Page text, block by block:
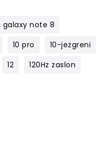
galaxy note 8
10 pro
10-jezgreni
12
120Hz zaslon